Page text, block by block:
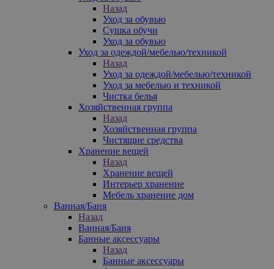
Назад
Уход за обувью
Сушка обучи
Уход за обувью
Уход за одеждой/мебелью/техникой
Назад
Уход за одеждой/мебелью/техникой
Уход за мебелью и техникой
Чистка белья
Хозяйственная группа
Назад
Хозяйственная группа
Чистящие средства
Хранение вещей
Назад
Хранение вещей
Интерьер хранение
Мебель хранение дом
Ванная/Баня
Назад
Ванная/Баня
Банные аксессуары
Назад
Банные аксессуары